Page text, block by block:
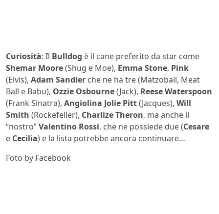
Curiosità: Il Bulldog è il cane preferito da star come
Shemar Moore(Shug e Moe), Emma Stone, Pink
(Elvis), Adam Sandler che ne ha tre (Matzoball, Meat
Ball e Babu), Ozzie Osbourne(Jack), Reese Waterspoon
(Frank Sinatra), Angiolina Jolie Pitt(Jacques), Will
Smith (Rockefeller), Charlize Theron, ma anche il
“nostro”Valentino Rossi, che ne possiede due (Cesare
e Cecilia) e la lista potrebbe ancora continuare…
Foto by Facebook